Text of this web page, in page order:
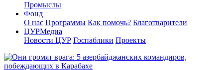
Промыслы
Фонд
О нас Программы Как помочь? Благотварители
ЦУРМедиа
Новости ЦУР Госпаблики Проекты